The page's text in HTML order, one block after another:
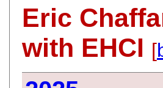
Eric
with EHCI [